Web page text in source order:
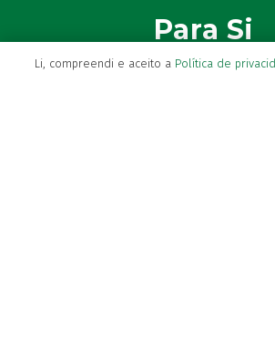
Para Si
A sua conta
Li, compreendi e aceito a Política de